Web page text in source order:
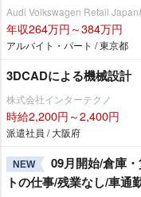
Audi Volkswagen Retail Japan
年収264万円～384万円
アルバイト・パート / 東京都
3DCADによる機械設計
株式会社インターテクノ
時給2,200円～2,400円
派遣社員 / 大阪府
NEW
09月開始/倉庫
トの仕事/残業なし/車通